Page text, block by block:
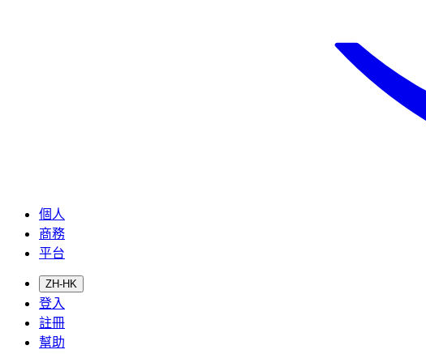
個人
商務
平台
ZH-HK
登入
註冊
幫助